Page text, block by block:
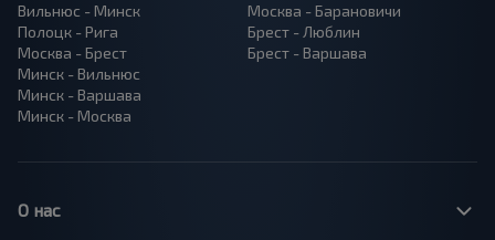
Вильнюс - Минск
Полоцк - Рига
Москва - Брест
Минск - Вильнюс
Минск - Варшава
Минск - Москва
Москва - Барановичи
Брест - Люблин
Брест - Варшава
О нас